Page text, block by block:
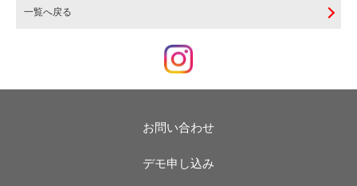
一覧へ戻る
お問い合わせ
デモ申し込み